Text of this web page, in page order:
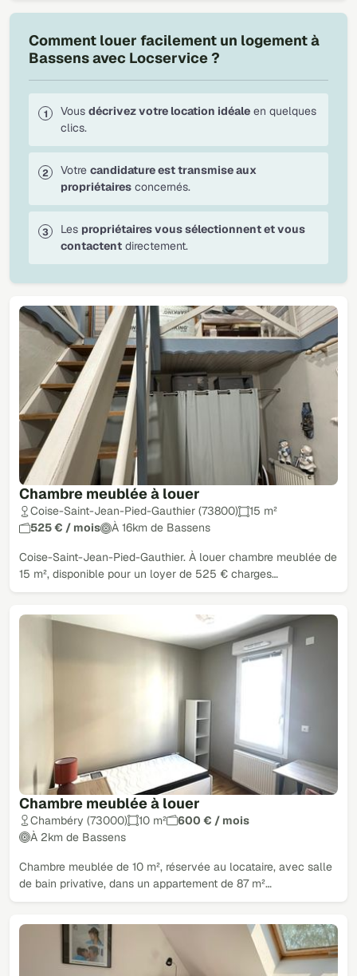
Chambre meublée à louer
Coise-Saint-Jean-Pied-Gauthier (73800)
15 m²
525 € / mois
À 16km de Bassens
Coise-Saint-Jean-Pied-Gauthier. À louer chambre meublée de
15 m², disponible pour un loyer de 525 € charges…
Chambre meublée à louer
Chambéry (73000) 10 m²
600 € / mois
À 2km de Bassens
Chambre meublée de 10 m², réservée au locataire, avec salle
de bain privative, dans un appartement de 87 m²…
Comment louer facilement un logement à
Bassens avec Locservice ?
Vous décrivez votre location idéale en quelques
clics.
Votre candidature est transmise aux
propriétaires concernés.
Les propriétaires vous sélectionnent et vous
contactent directement.